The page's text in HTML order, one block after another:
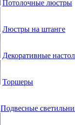
Потолочные люстры
Люстры на штанге
Декоративные
Торшеры
Подвесные